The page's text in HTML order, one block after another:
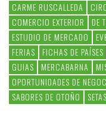
CARME RUSCALLEDA
COMERCIO EXTERIOR
DE
ESTUDIO DE MERCADO
FERIAS
FICHAS DE PAÍSES
GUIAS
MERCABARNA
OPORTUNIDADES DE
SABORES DE OTOÑO
SETAS